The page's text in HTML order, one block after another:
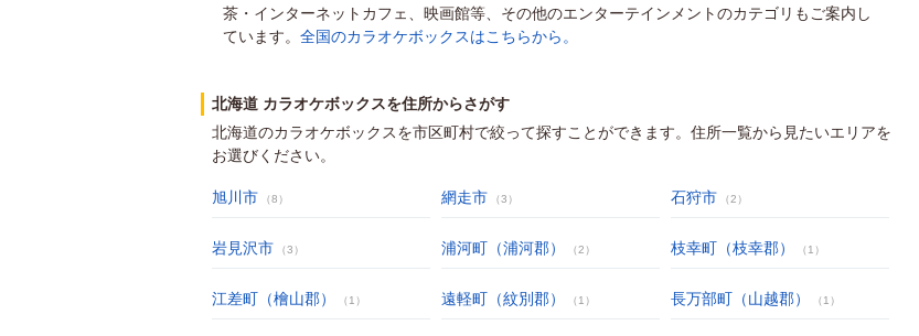
茶・インターネットカフェ、映画館等、その他のエンターテインメントのカテゴリもご案内し
ています。 全国のカラオケボックスはこちらから。
北海道 カラオケボックスを住所からさがす
北海道のカラオケボックスを市区町村で絞って探すことができます。住所一覧から見たいエリアを
お選びください。
旭川市 （8） 網走市 （3） 石狩市 （2）
岩見沢市 （3） 浦河町（浦河郡） （2） 枝幸町（枝幸郡） （1）
江差町（檜山郡） （1） 遠軽町（紋別郡） （1） 長万部町（山越郡） （1）